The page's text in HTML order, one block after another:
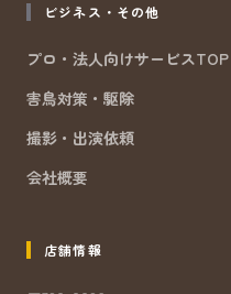
ビジネス・その他
プロ・法人向けサービスTOP
害鳥対策・駆除
撮影・出演依頼
会社概要
店舗情報